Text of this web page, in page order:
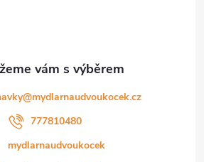
@mydlarnaudvoukocek.cz
777810480
mydlarnaudvoukocek